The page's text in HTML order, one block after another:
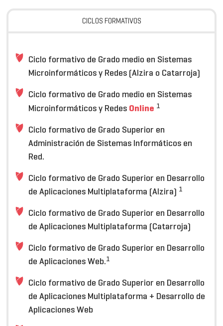
CICLOS FORMATIVOS
Ciclo formativo de Grado medio en Sistemas
Microinformáticos y Redes (Alzira o Catarroja)
Ciclo formativo de Grado medio en Sistemas
Microinformáticos y Redes Online 1
Ciclo formativo de Grado Superior en
Administración de Sistemas Informáticos en
Red.
Ciclo formativo de Grado Superior en Desarrollo
de Aplicaciones Multiplataforma (Alzira) 1
Ciclo formativo de Grado Superior en Desarrollo
de Aplicaciones Multiplataforma (Catarroja)
Ciclo formativo de Grado Superior en Desarrollo
de Aplicaciones Web.1
Ciclo formativo de Grado Superior en Desarrollo
de Aplicaciones Multiplataforma + Desarrollo de
Aplicaciones Web